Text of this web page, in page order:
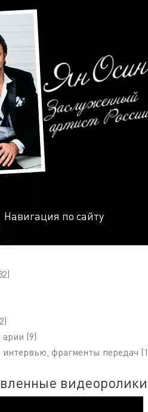
Навигация по сайту
(9)
фрагменты передач
видеоролики